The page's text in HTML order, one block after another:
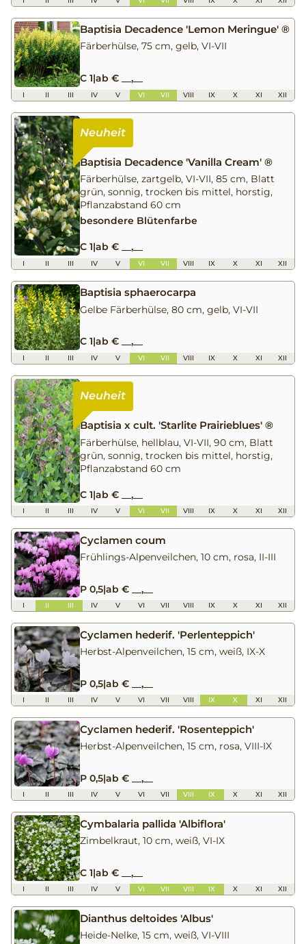
Baptisia Decadence 'Lemon Meringue' ®
Färberhülse, 75 cm, gelb, VI-VII
C 1|ab € __,__
I II III IV V VI VII VIII IX X XI XII
Baptisia Decadence 'Vanilla Cream' ®
Färberhülse, zartgelb, VI-VII, 85 cm, Blatt
grün, sonnig, trocken bis mittel, horstig,
Pflanzabstand 60 cm
besondere Blütenfarbe
C 1|ab € __,__
I II III IV V VI VII VIII IX X XI XII
Baptisia sphaerocarpa
Gelbe Färberhülse, 80 cm, gelb, VI-VII
C 1|ab € __,__
I II III IV V VI VII VIII IX X XI XII
Baptisia x cult. 'Starlite Prairieblues' ®
Färberhülse, hellblau, VI-VII, 90 cm, Blatt
grün, sonnig, trocken bis mittel, horstig,
Pflanzabstand 60 cm
C 1|ab € __,__
I II III IV V VI VII VIII IX X XI XII
Cyclamen coum
Frühlings-Alpenveilchen, 10 cm, rosa, II-III
P 0,5|ab € __,__
I II III IV V VI VII VIII IX X XI XII
Cyclamen hederif. 'Perlenteppich'
Herbst-Alpenveilchen, 15 cm, weiß, IX-X
P 0,5|ab € __,__
I II III IV V VI VII VIII IX X XI XII
Cyclamen hederif. 'Rosenteppich'
Herbst-Alpenveilchen, 15 cm, rosa, VIII-IX
P 0,5|ab € __,__
I II III IV V VI VII VIII IX X XI XII
Cymbalaria pallida 'Albiflora'
Zimbelkraut, 10 cm, weiß, VI-IX
C 1|ab € __,__
I II III IV V VI VII VIII IX X XI XII
Dianthus deltoides 'Albus'
Heide-Nelke, 15 cm, weiß, VI-VIII